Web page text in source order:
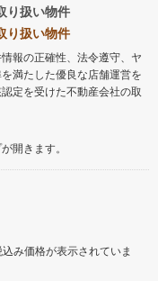
り扱い物件
り扱い物件
報の正確性、法令遵守、ヤ
満たした優良な店舗運営を
定を受けた不動産会社の取
開きます。
み価格が表示されていま